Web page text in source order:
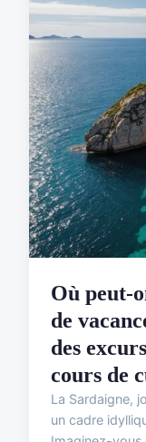
Où peut-
de
des
cours de
La Sardaigne,
un cadre